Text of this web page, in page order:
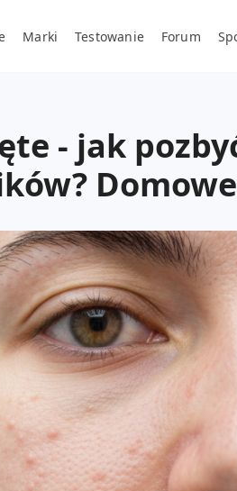
Marki Testowanie Forum
- jak